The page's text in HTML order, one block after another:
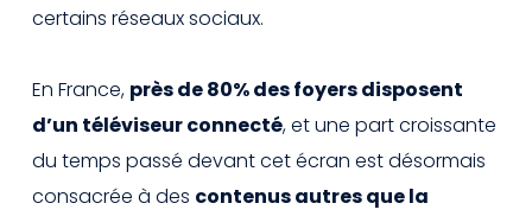
certains réseaux sociaux.
En France, près de 80% des foyers disposent
d’un téléviseur connecté, et une part croissante
du temps passé devant cet écran est désormais
consacrée à des contenus autres que la